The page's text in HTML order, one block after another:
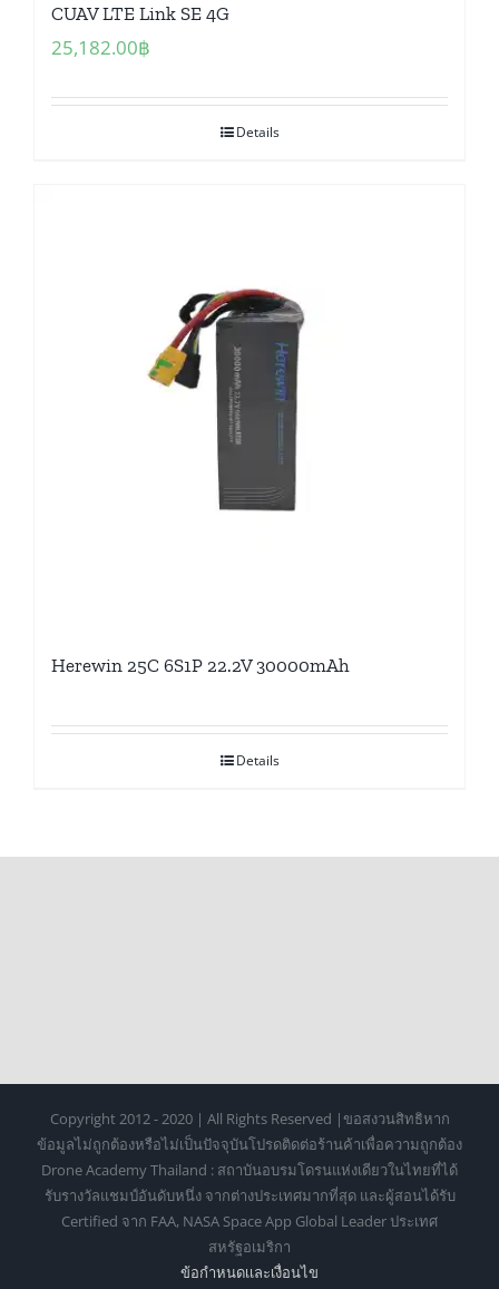
CUAV LTE Link SE 4G
25,182.00฿
Details
Herewin 25C 6S1P 22.2V 30000mAh
Details
Copyright 2012 - 2020 | All Rights Reserved |ขอสงวนสิทธิหาก
ข้อมูลไม่ถูกต้องหรือไม่เป็นปัจจุบันโปรดติดต่อร้านค้าเพื่อความถูกต้อง
Drone Academy Thailand : สถาบันอบรมโดรนแห่งเดียวในไทยที่ได้
รับรางวัลแชมป์อันดับหนึ่ง จากต่างประเทศมากที่สุด และผู้สอนได้รับ
Certified จาก FAA, NASA Space App Global Leader ประเทศ
สหรัฐอเมริกา
ข้อกำหนดเเละเงื่อนไข